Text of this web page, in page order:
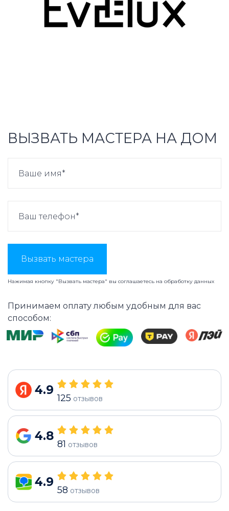
ВЫЗВАТЬ МАСТЕРА НА ДОМ
Вызвать мастера
Нажимая кнопку "Вызвать мастера" вы соглашаетесь на обработку данных
Принимаем оплату любым удобным для вас
способом:
4.9
125 отзывов
4.8
81 отзывов
4.9
58 отзывов